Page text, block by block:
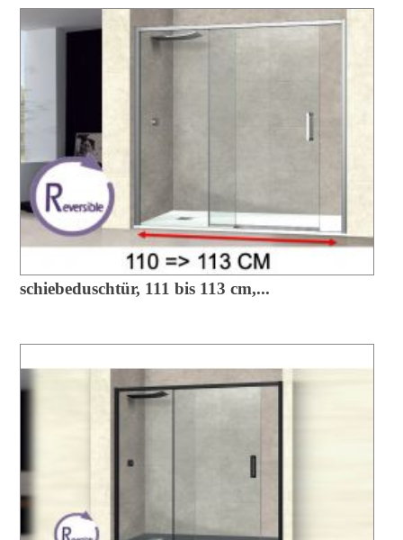
schiebeduschtür, 111 bis 113 cm,...